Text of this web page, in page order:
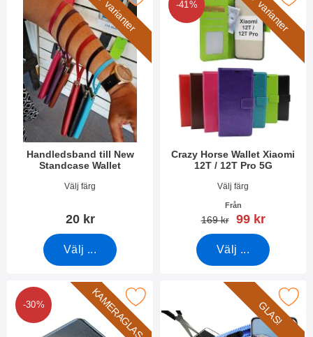
7 varianter
Handledsband till New
Standcase Wallet
Art. nr 40789Välj färg
20 kr
Välj ...
7 varianter
-41%
Crazy Horse Wallet Xiaomi
12T / 12T Pro 5G
Art. nr 45256Välj färg
Från
tidigare pris
169 kr rea pris
99 kr
Välj ...
KAMERAGLAS
-30%
kameraglas Xiaomi 12T / Xiaomi 12T Pro 5G som favorit
GLAS!
Makera härdat glas Xiaomi 12T